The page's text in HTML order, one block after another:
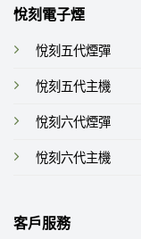
悅刻電子煙
悅刻五代煙彈
悅刻五代主機
悅刻六代煙彈
悅刻六代主機
客戶服務